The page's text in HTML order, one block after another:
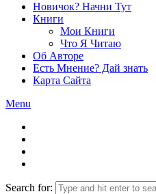
Новичок? Начни Тут
Книги
Мои Книги
Что Я Читаю
Об Авторе
Есть Мнение? Дай знать
Карта Сайта
Menu
Search for: